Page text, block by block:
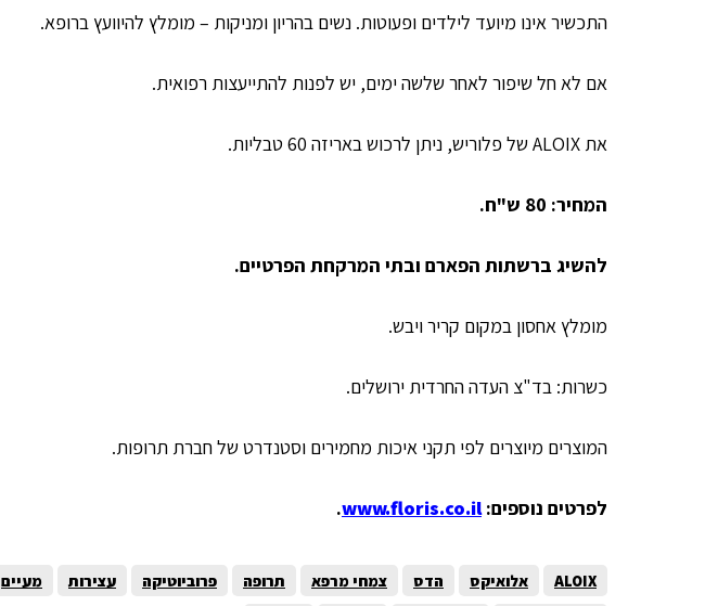
התכשיר אינו מיועד לילדים ופעוטות. נשים בהריון ומניקות – מומלץ להיוועץ ברופא.
אם לא חל שיפור לאחר שלשה ימים, יש לפנות להתייעצות רפואית.
את ALOIX של פלוריש, ניתן לרכוש באריזה 60 טבליות.
המחיר: 80 ש"ח.
להשיג ברשתות הפארם ובתי המרקחת הפרטיים.
מומלץ אחסון במקום קריר ויבש.
כשרות: בד"צ העדה החרדית ירושלים.
המוצרים מיוצרים לפי תקני איכות מחמירים וסטנדרט של חברת תרופות.
לפרטים נוספים:www.floris.co.il
.
ALOIX אלואיקס הדס צמחי מרפא תרופה פרוביוטיקה עצירות מעיים